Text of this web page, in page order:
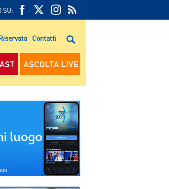
SU:
FEED
RSS
RSS
Contatti
ASCOLTA LIVE